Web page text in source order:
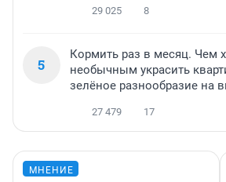
29 025 8
5
Кормить раз в месяц. Чем
необычным украсить
зелёное разнообразие на
27 479 17
МНЕНИЕ